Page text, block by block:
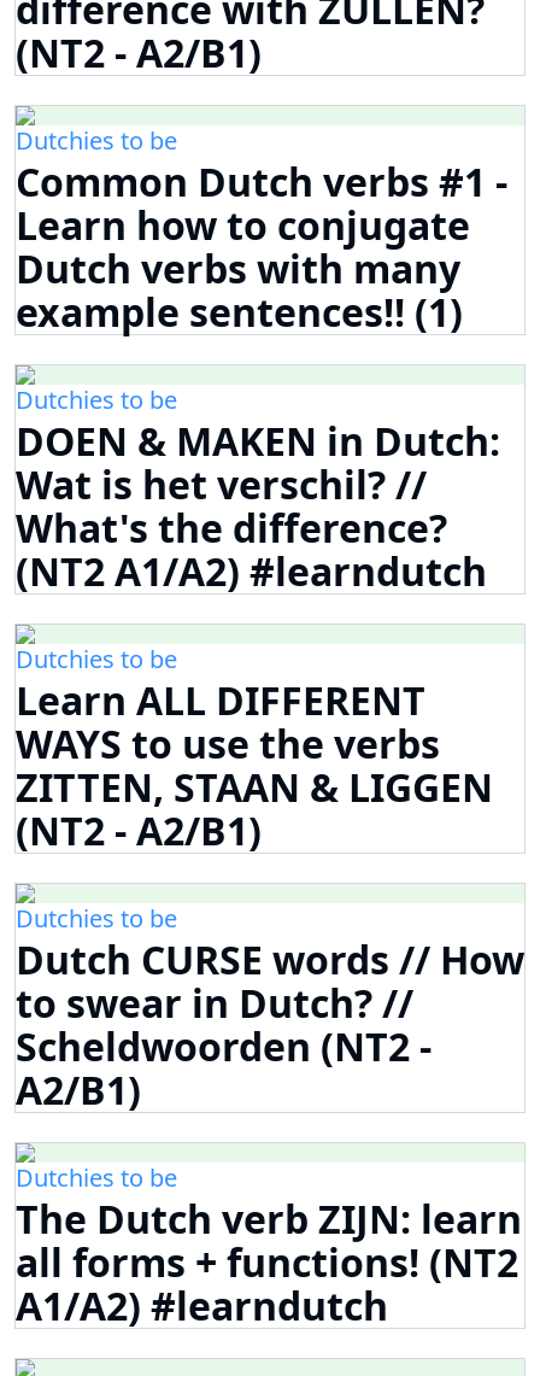
(NT2 - A2/B1)
Dutchies to be
Common Dutch verbs #1 -
Learn how to conjugate
Dutch verbs with many
example sentences!! (1)
Dutchies to be
DOEN & MAKEN in Dutch:
Wat is het verschil? //
What's the difference?
(NT2 A1/A2) #learndutch
Dutchies to be
Learn ALL DIFFERENT
WAYS to use the verbs
ZITTEN, STAAN & LIGGEN
(NT2 - A2/B1)
Dutchies to be
Dutch CURSE words // How
to swear in Dutch? //
Scheldwoorden (NT2 -
A2/B1)
Dutchies to be
The Dutch verb ZIJN: learn
all forms + functions! (NT2
A1/A2) #learndutch